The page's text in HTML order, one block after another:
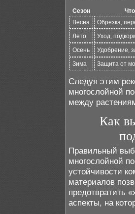
Сезон
Весна
Обрезка,
Лето
Уход,
Осень
Удобрение,
Зима
Защита от
Следуя этим
многослойной
между
Как
Правильный
многослойной
устойчивости
материалов
предотвратить
аспекты, на